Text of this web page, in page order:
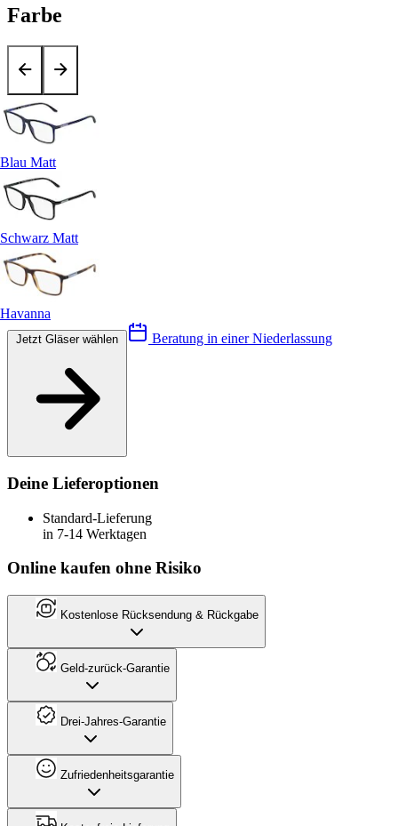
Farbe
Blau Matt
Schwarz Matt
Havanna
Beratung in einer Niederlassung
Deine Lieferoptionen
Standard-Lieferung
in 7-14 Werktagen
Online kaufen ohne Risiko
Kostenlose Rücksendung & Rückgabe
Geld-zurück-Garantie
Drei-Jahres-Garantie
Zufriedenheitsgarantie